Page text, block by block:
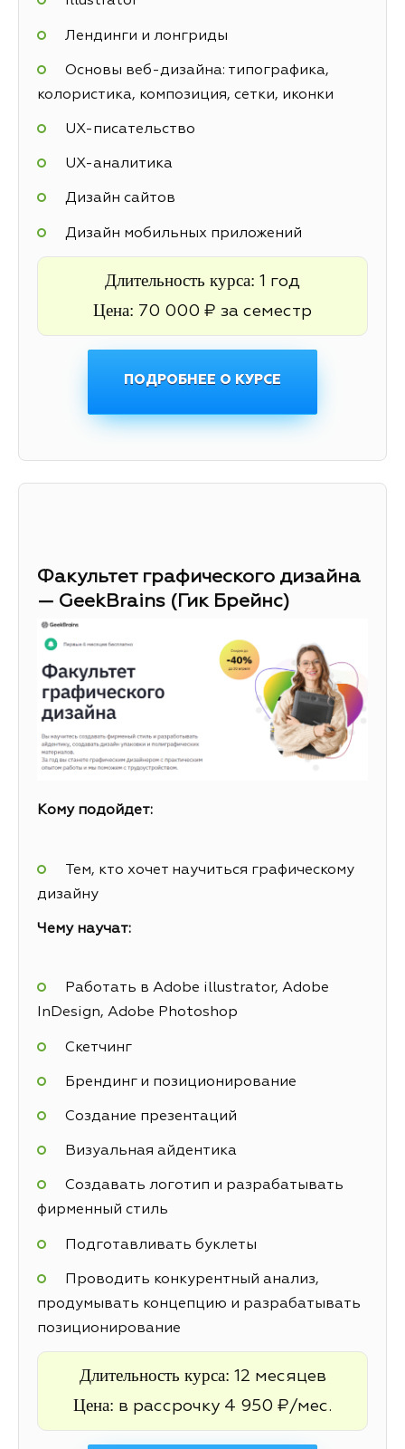
Лендинги и лонгриды
Основы веб-дизайна: типографика,
колористика, композиция, сетки, иконки
UX-писательство
UX-аналитика
Дизайн сайтов
Дизайн мобильных приложений
Длительность курса: 1 год
Цена: 70 000 ₽ за семестр
ПОДРОБНЕЕ О КУРСЕ
Факультет графического дизайна
— GeekBrains (Гик Брейнс)
Кому подойдет:
Тем, кто хочет научиться графическому
дизайну
Чему научат:
Работать в Adobe illustrator, Adobe
InDesign, Adobe Photoshop
Скетчинг
Брендинг и позиционирование
Создание презентаций
Визуальная айдентика
Создавать логотип и разрабатывать
фирменный стиль
Подготавливать буклеты
Проводить конкурентный анализ,
продумывать концепцию и разрабатывать
позиционирование
Длительность курса: 12 месяцев
Цена: в рассрочку 4 950 ₽/мес.